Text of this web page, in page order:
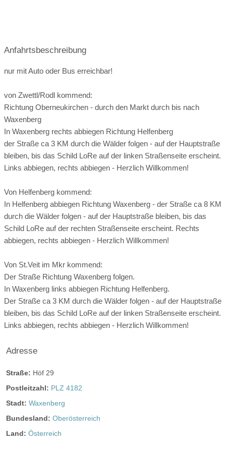
entstehen geringe Mehrkosten.
Sehr gerne bieten wir Tischtücher, Stehtisch-Hussen oder
Falls gewünscht, decken wir Tische und Stehtische nach
Ihren Vorlieben.
Diese Mehrkosten sind ebenfalls von Ihnen zu tragen.
Sehr gerne bieten wir Ihnen unverbindlich die gewünschte
Ausstattung an.
Catering frei wählbar!
Getränke kommen von unserem Betrieb! Von Bier vom
Fass über Eistee bis zum Gin-Tonic - wir bieten eine tolle
Auswahl!
Öffnungszeiten für Hochzeitsfeier:
ganztags geschlossen
ganztags geöffnet
ganztags geöffnet
ganztags geschlossen
mögliche Sonderwünsche:
Wir können auf (fast) alle Sonderwünsche eingehen. Sehr
Möglichkeiten.
Zusatzgebühren bei externem Catering:
Falls Sie die gesamte Planung mit Caterings und
Festausstattern etc. selbst übernehmen, wird nur die
Raummiete bzw ein kleines Tellergeld (€ 2,50 pP) fällig.
Anfahrtsbeschreibung
nur mit Auto oder Bus erreichbar!
von Zwettl/Rodl kommend:
Richtung Oberneukirchen - durch den Markt durch bis nach
Waxenberg
In Waxenberg rechts abbiegen Richtung Helfenberg
der Straße ca 3 KM durch die Wälder folgen - auf der Hauptstraße
bleiben, bis das Schild LoRe auf der linken Straßenseite erscheint.
Links abbiegen, rechts abbiegen - Herzlich Willkommen!
Von Helfenberg kommend:
In Helfenberg abbiegen Richtung Waxenberg - der Straße ca 8 KM
durch die Wälder folgen - auf der Hauptstraße bleiben, bis das
Schild LoRe auf der rechten Straßenseite erscheint. Rechts
abbiegen, rechts abbiegen - Herzlich Willkommen!
Von St.Veit im Mkr kommend:
Der Straße Richtung Waxenberg folgen.
In Waxenberg links abbiegen Richtung Helfenberg.
Der Straße ca 3 KM durch die Wälder folgen - auf der Hauptstraße
bleiben, bis das Schild LoRe auf der linken Straßenseite erscheint.
Links abbiegen, rechts abbiegen - Herzlich Willkommen!
Adresse
Straße: Höf 29
Postleitzahl: PLZ 4182
Stadt: Waxenberg
Bundesland: Oberösterreich
Land: Österreich